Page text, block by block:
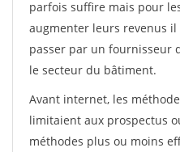
parfois suffire mais pour
augmenter leurs revenus
passer par un fournisseur
le secteur du bâtiment.
Avant internet, les
limitaient aux prospectus
méthodes plus ou moins